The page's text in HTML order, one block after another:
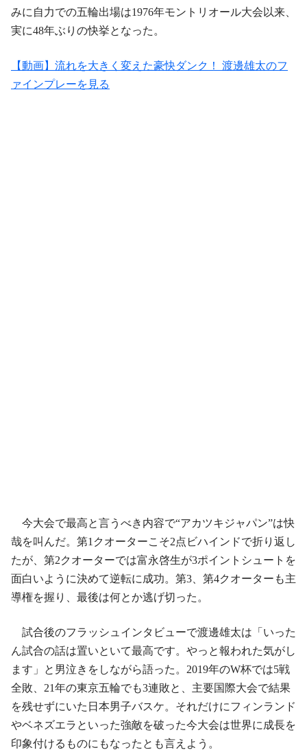
みに自力での五輪出場は1976年モントリオール大会以来、
実に48年ぶりの快挙となった。
【動画】流れを大きく変えた豪快ダンク！ 渡邊雄太のフ
ァインプレーを見る
今大会で最高と言うべき内容で“アカツキジャパン”は快
哉を叫んだ。第1クオーターこそ2点ビハインドで折り返し
たが、第2クオーターでは富永啓生が3ポイントシュートを
面白いように決めて逆転に成功。第3、第4クオーターも主
導権を握り、最後は何とか逃げ切った。
試合後のフラッシュインタビューで渡邊雄太は「いった
ん試合の話は置いといて最高です。やっと報われた気がし
ます」と男泣きをしながら語った。2019年のW杯では5戦
全敗、21年の東京五輪でも3連敗と、主要国際大会で結果
を残せずにいた日本男子バスケ。それだけにフィンランド
やベネズエラといった強敵を破った今大会は世界に成長を
印象付けるものにもなったとも言えよう。